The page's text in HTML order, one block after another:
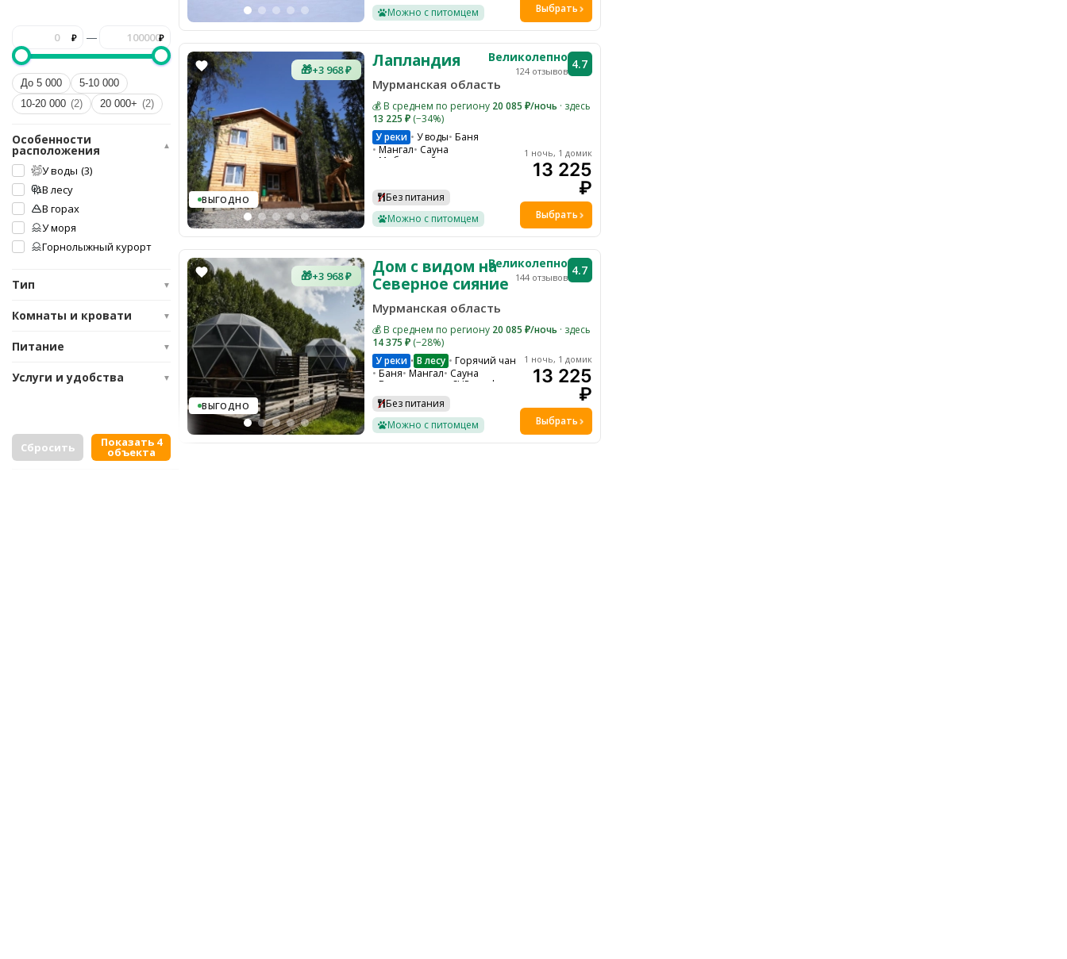
—
До 5 000
5-10 000
10-20 000 (2) 20 000+ (2)
Особенности
расположения ▲
У воды (3)
В лесу
В горах
У моря
Горнолыжный курорт
Тип ▼
Комнаты и кровати ▼
Питание ▼
Услуги и удобства ▼
Сбросить Показать 4
объекта
Можно с питомцем
Выбрать
🎁+3 968 ₽
ВЫГОДНО
Великолепно
124 отзывов 4.7
Лапландия
Мурманская область
💰 В среднем по региону 20 085 ₽/ночь · здесь
13 225 ₽ (−34%)
У реки
У воды Баня
Мангал Сауна
Мобильный интернет
Детское меню
Ресторан на территории
Снегоходы
Экскурсии
Тюбинг
Без питания
Можно с питомцем
1 ночь, 1 домик
13 225
₽
Выбрать
🎁+3 968 ₽
ВЫГОДНО
Великолепно
144 отзывов 4.7
Дом с видом на
Северное сияние
Мурманская область
💰 В среднем по региону 20 085 ₽/ночь · здесь
14 375 ₽ (−28%)
У реки • В лесу
Горячий чан
Баня Мангал Сауна
Велопрогулки
SUP-серф
WI-FI Парковка
Гамаки и качели на общей территории
Ресепшн
Детская кроватка по запросу
Экскурсии Костровая зона
Без питания
Можно с питомцем
1 ночь, 1 домик
13 225
₽
Выбрать